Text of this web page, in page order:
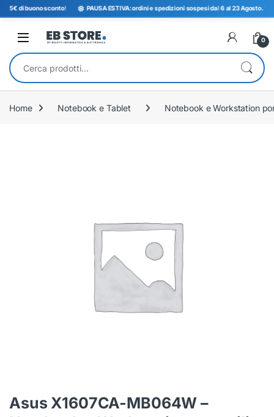
5€ di buono sconto! PAUSA ESTIVA: ordini e spedizioni sospesi dal 6 al 23 Agosto.
Open 0
Cerca:
Home Notebook e Tablet Notebook e Workstation
Asus X1607CA-MB064W –